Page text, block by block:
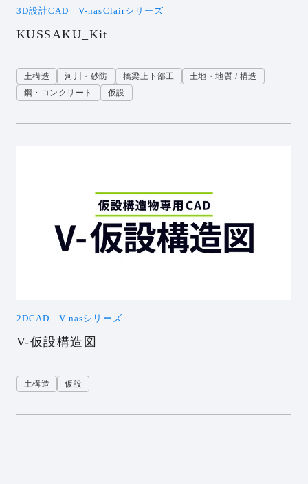
3D設計CAD V-nasClairシリーズ
KUSSAKU_Kit
土構造 河川・砂防 橋梁上下部工
土地・地質 / 構造
鋼・コンクリート
仮設
2DCAD V-nasシリーズ
V-仮設構造図
土構造 仮設